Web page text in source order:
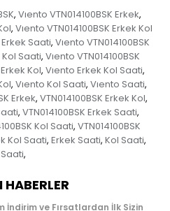
, Vıento VTN014100BSK Erkek,
, Vıento VTN014100BSK Erkek Kol
Erkek Saati, Vıento VTN014100BSK
Kol Saati, Vıento VTN014100BSK
Kol, Vıento Erkek Kol Saati,
, Vıento Kol Saati, Vıento Saati,
Erkek, VTN014100BSK Erkek Kol,
, VTN014100BSK Erkek Saati,
Kol Saati, VTN014100BSK
Kol Saati, Erkek Saati, Kol Saati,
Saati,
HABERLER
İndirim ve Fırsatlardan İlk Sizin